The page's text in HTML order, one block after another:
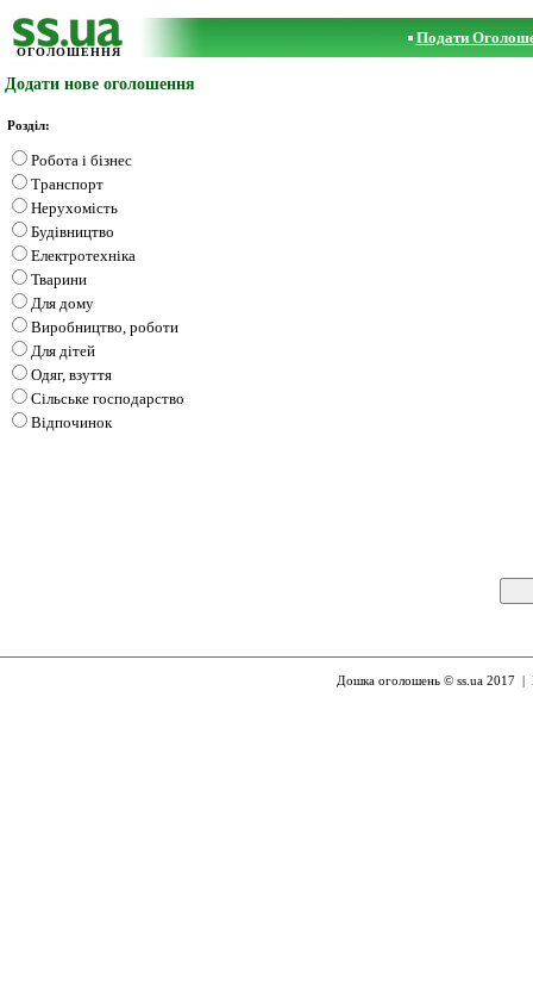
ОГОЛОШЕННЯ
Подати
Додати нове оголошення
Розділ:
Робота і бізнес
Транспорт
Нерухомість
Будівництво
Електротехніка
Тварини
Для дому
Виробництво, роботи
Для дітей
Одяг, взуття
Сільське господарство
Відпочинок
Дошка оголошень © ss.ua 2017 |